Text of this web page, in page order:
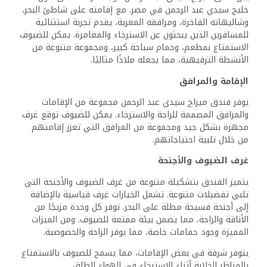
خليج سيدي عبد الرحمن في مصر. مع إقامته على شاطئ البحر،
وشاليهاته الفاخرة، ومرافقه المغرية، يقدم تجربة استثنائية
للمسافرين الذين يبحثون عن الاسترخاء والمغامرة. يمكن للضيوف
الاستمتاع بمطعم، وحمام سباحة كبير، ومجموعة متنوعة من
الأنشطة الترفيهية، مما يجعله ملاذًا مثاليًا.
الإقامة والمرافق
يوفر فندق ميراچ سيدي عبد الرحمن مجموعة من الإقامات
والمرافق المصممة للراحة والاسترخاء. يمكن للضيوف توقع غرف
مجهزة بشكل جيد ومجموعة من المرافق التي تعزز إقامتهم
من خلال تلبية احتياجاتهم.
غرف الضيوف والأجنحة
يتميز الفندق بتشكيلة متنوعة من غرف الضيوف والأجنحة التي
تلبي تفضيلات متنوعة. تشمل الخيارات غرف قياسية بالإضافة
إلى أجنحة فسيحة مطلة على البحر. توفر كل وحدة مزيجًا من
الأناقة والراحة، مما يضمن بيئة ممتعة للضيوف. ومن الميزات
المميزة وجود حمامات خاصة، مما يوفر الراحة والخصوصية.
يتوفر شرفة في بعض الإقامات، مما يسمح للضيوف بالاستمتاع